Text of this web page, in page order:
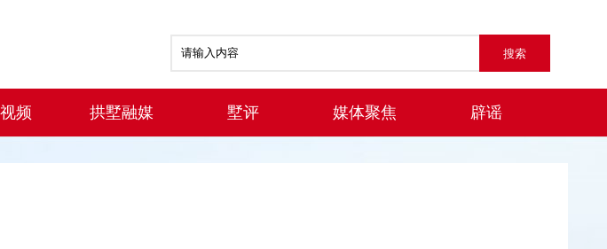
频 拱墅融媒 墅评 媒体聚焦 辟谣